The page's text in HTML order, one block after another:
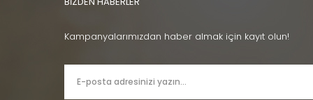
Kampanyalarımızdan haber almak için kayıt olun!